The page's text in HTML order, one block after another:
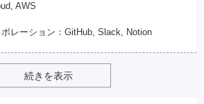
AWS
レーション：GitHub, Slack, Notion
続きを表示